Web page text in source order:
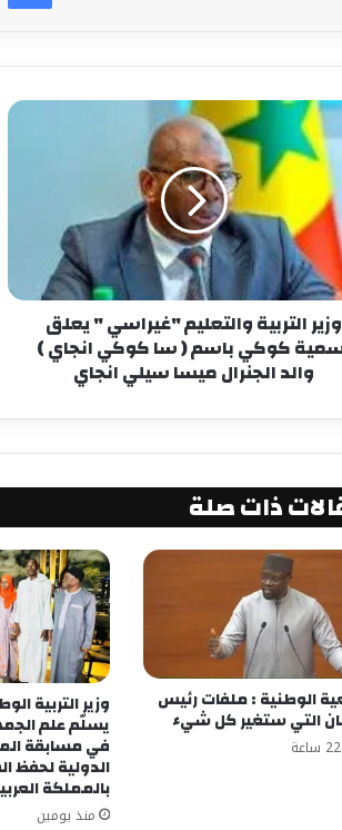
وزير التربية والتعليم "غيراسي " يعلق
كوكي باسم ( سا كوكي انجاي )
والد الجنرال ميسا سيلي انجاي
ذات صلة
الوطنية : ملفات رئيس
التي ستغير كل شيء
وزير التربية
يسلّم علم
في مسابقة
الدولية لحفظ
بالمملكة
منذ يومين